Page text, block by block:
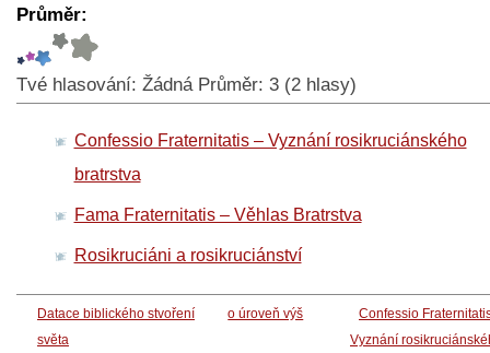
Průměr:
Tvé hlasování: Žádná Průměr: 3 (2 hlasy)
Confessio Fraternitatis – Vyznání rosikruciánského
bratrstva
Fama Fraternitatis – Věhlas Bratrstva
Rosikruciáni a rosikruciánství
Datace biblického stvoření
světa
o úroveň výš
Confessio
Vyznání